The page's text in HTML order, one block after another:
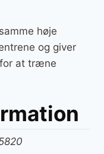
høje
og giver
at træne